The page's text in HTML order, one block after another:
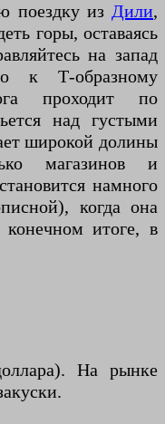
поездку из Дили,
горы, оставаясь
на запад
к Т-образному
проходит по
над густыми
широкой долины
магазинов и
намного
когда она
итоге, в
На рынке